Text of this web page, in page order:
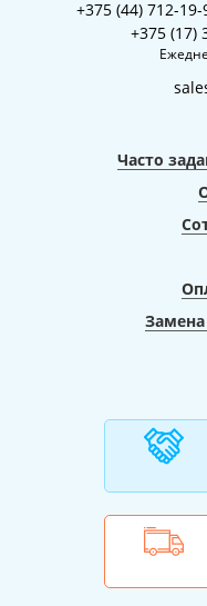
Ваших пожеланий.
+375 (44) 712-
+375 (17)
Часто